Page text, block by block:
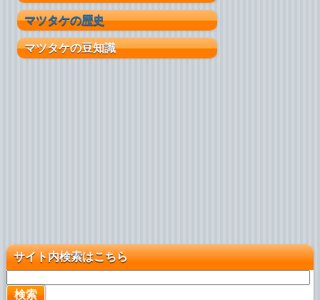
マツタケの歴史
マツタケの豆知識
サイト内検索はこちら